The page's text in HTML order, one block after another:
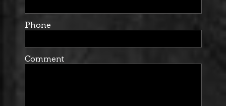
Phone
Comment